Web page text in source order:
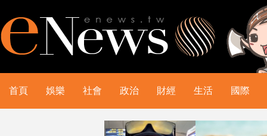
首頁 娛樂 社會 政治 財經 生活 國際